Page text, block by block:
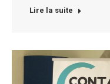
Lire la suite